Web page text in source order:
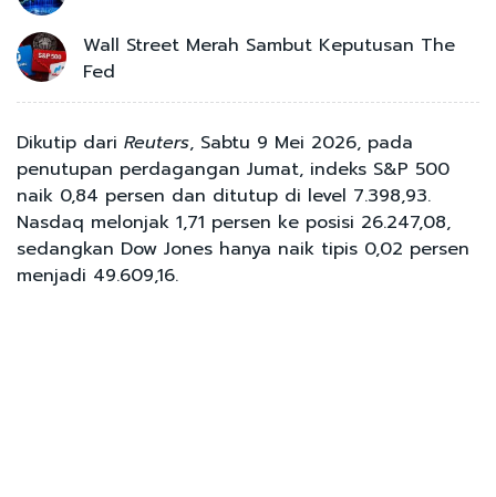
Wall Street Merah Sambut Keputusan The
Fed
Dikutip dari Reuters, Sabtu 9 Mei 2026, pada
penutupan perdagangan Jumat, indeks S&P 500
naik 0,84 persen dan ditutup di level 7.398,93.
Nasdaq melonjak 1,71 persen ke posisi 26.247,08,
sedangkan Dow Jones hanya naik tipis 0,02 persen
menjadi 49.609,16.